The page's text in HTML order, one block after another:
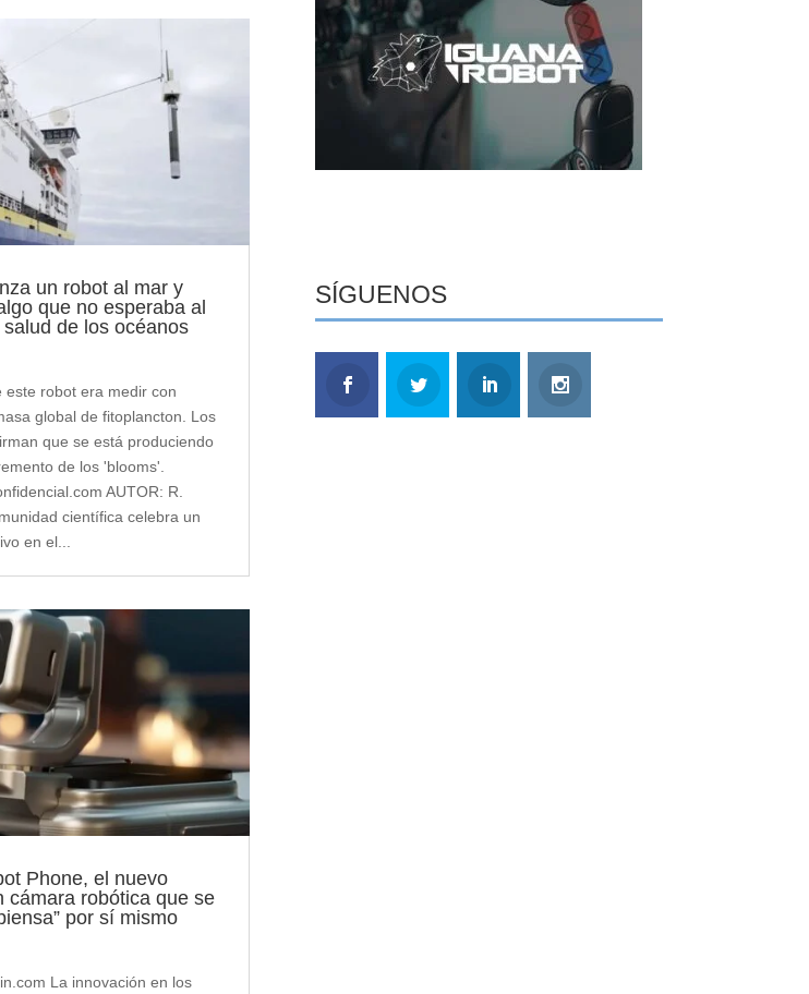
un robot al mar y
que no esperaba al
de los océanos
este robot era medir con
global de fitoplancton. Los
que se está produciendo
de los 'blooms'.
AUTOR: R.
científica celebra un
en el...
Phone, el nuevo
cámara robótica que se
por sí mismo
La innovación en los
SÍGUENOS